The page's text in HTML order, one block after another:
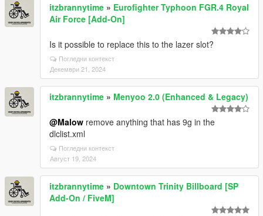
itzbrannytime » Eurofighter Typhoon FGR.4 Royal
Air Force [Add-On]
Is it possible to replace this to the lazer slot?
Погледни контекст
Декември 21, 2024
itzbrannytime » Menyoo 2.0 (Enhanced & Legacy)
@Malow remove anything that has 9g in the
dlclist.xml
Погледни контекст
Август 19, 2024
itzbrannytime » Downtown Trinity Billboard [SP
Add-On / FiveM]